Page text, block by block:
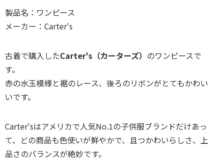
製品名：ワンピース
メーカー：Carter's
古着で購入したCarter's（カーターズ） のワンピースで
す。
赤の水玉模様と裾のレース、後ろのリボンがとてもかわい
いです。
Carter'sはアメリカで人気No.1の子供服ブランドだけあっ
て、どの商品も色使いが鮮やかで、且つかわいらしさ、上
品さのバランスが絶妙です。